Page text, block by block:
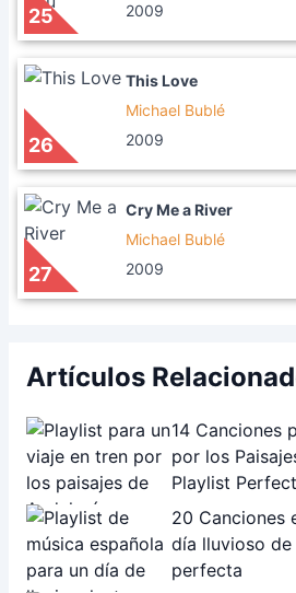
25
2009
26
This Love
Michael Bublé
2009
27
Cry Me a River
Michael Bublé
2009
Artículos
14 Canciones
por los
Playlist
20 Canciones
día lluvioso
perfecta